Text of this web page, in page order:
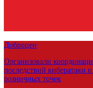
Доброцен
Организовали
последствий кибератаки
розничных точек